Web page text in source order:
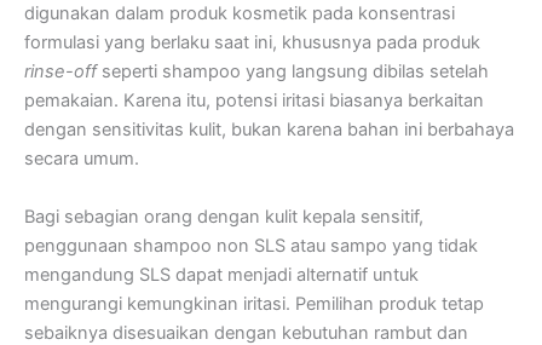
digunakan dalam produk kosmetik pada konsentrasi
formulasi yang berlaku saat ini, khususnya pada produk
rinse-offseperti shampoo yang langsung dibilas setelah
pemakaian. Karena itu, potensi iritasi biasanya berkaitan
dengan sensitivitas kulit, bukan karena bahan ini berbahaya
secara umum.
Bagi sebagian orang dengan kulit kepala sensitif,
penggunaan shampoo non SLS atau sampo yang tidak
mengandung SLS dapat menjadi alternatif untuk
mengurangi kemungkinan iritasi. Pemilihan produk tetap
sebaiknya disesuaikan dengan kebutuhan rambut dan